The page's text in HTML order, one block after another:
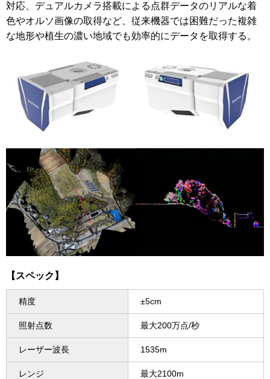
対応、デュアルカメラ搭載による点群データのリアルな着
色やオルソ画像の取得など、従来機器では困難だった複雑
な地形や植生の濃い地域でも効率的にデータを取得する。
【スペック】
精度 ±5cm
照射点数 最大200万点/秒
レーザー波長 1535m
レンジ 最大2100m